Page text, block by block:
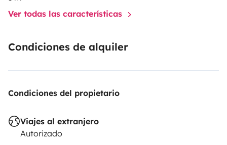
Ver todas las características
Condiciones de alquiler
Condiciones del propietario
Viajes al extranjero
Autorizado